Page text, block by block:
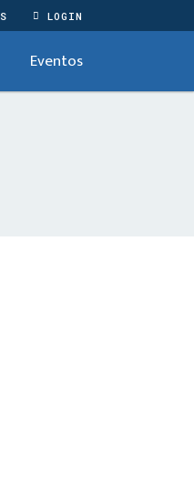
LOGIN
Eventos